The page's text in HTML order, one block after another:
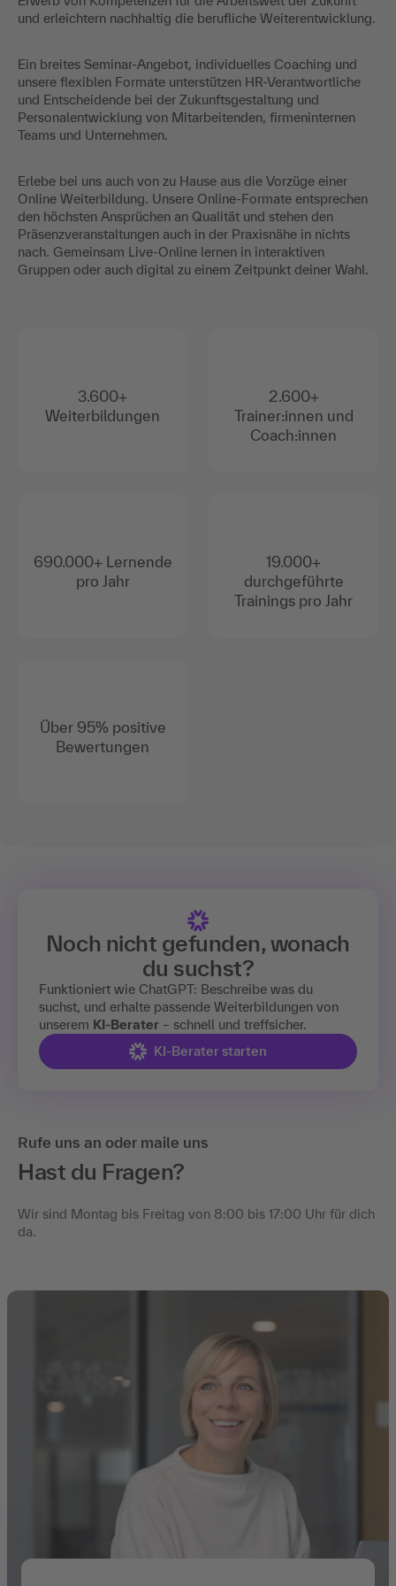
und erleichtern nachhaltig die berufliche Weiterentwicklung.
Ein breites Seminar-Angebot, individuelles Coaching und
unsere flexiblen Formate unterstützen HR-Verantwortliche
und Entscheidende bei der Zukunftsgestaltung und
Personalentwicklung von Mitarbeitenden, firmeninternen
Teams und Unternehmen.
Erlebe bei uns auch von zu Hause aus die Vorzüge einer
Online Weiterbildung. Unsere Online-Formate entsprechen
den höchsten Ansprüchen an Qualität und stehen den
Präsenzveranstaltungen auch in der Praxisnähe in nichts
nach. Gemeinsam Live-Online lernen in interaktiven
Gruppen oder auch digital zu einem Zeitpunkt deiner Wahl.
3.600+
Weiterbildungen
690.000+ Lernende
pro Jahr
Über 95% positive
Bewertungen
2.600+
Trainer:innen und
Coach:innen
19.000+
durchgeführte
Trainings pro Jahr
Noch nicht gefunden, wonach
du suchst?
Funktioniert wie ChatGPT: Beschreibe was du
suchst, und erhalte passende Weiterbildungen von
unserem KI-Berater – schnell und treffsicher.
KI-Berater starten
Rufe uns an oder maile uns
Hast du Fragen?
Wir sind Montag bis Freitag von 8:00 bis 17:00 Uhr für dich
da.